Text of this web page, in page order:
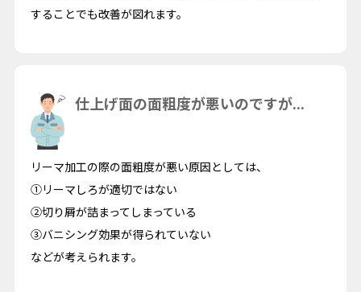
することでも改善が図れます。
仕上げ面の面粗度が悪いのですが...
リーマ加工の際の面粗度が悪い原因としては、
①リーマしろが適切ではない
②切り屑が詰まってしまっている
③バニシング効果が得られていない
などが考えられます。